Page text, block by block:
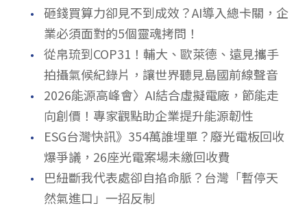
． 砸錢買算力卻見不到成效？AI導入總卡關，企
業必須面對的5個靈魂拷問！
． 從帛琉到COP31！輔大、歐萊德、遠見攜手
拍攝氣候紀錄片，讓世界聽見島國前線聲音
．
2026能源高峰會〉AI結合虛擬電廠，節能走
向創價！專家觀點助企業提升能源韌性
．
ESG台灣快訊》354萬誰埋單？廢光電板回收
爆爭議，26座光電案場未繳回收費
．
巴紐斷我代表處卻自掐命脈？台灣「暫停天
然氣進口」一招反制